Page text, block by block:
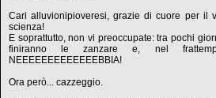
Cari alluvionipioveresi, grazie di cuore per il
scienza!
E soprattutto, non vi preoccupate: tra pochi
finiranno le zanzare e, nel
NEEEEEEEEEEEEEBBIA!
Ora però... cazzeggio.